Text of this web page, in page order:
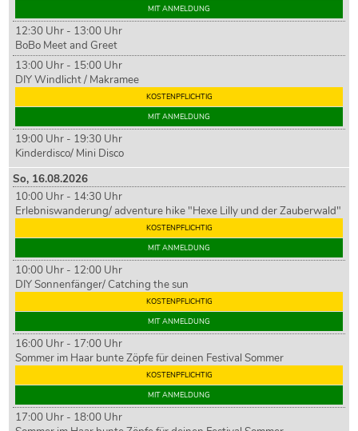
MIT ANMELDUNG
12:30 Uhr - 13:00 Uhr
BoBo Meet and Greet
13:00 Uhr - 15:00 Uhr
DIY Windlicht / Makramee
KOSTENPFLICHTIG
MIT ANMELDUNG
19:00 Uhr - 19:30 Uhr
Kinderdisco/ Mini Disco
So, 16.08.2026
10:00 Uhr - 14:30 Uhr
Erlebniswanderung/ adventure hike "Hexe Lilly und der Zauberwald"
KOSTENPFLICHTIG
MIT ANMELDUNG
10:00 Uhr - 12:00 Uhr
DIY Sonnenfänger/ Catching the sun
KOSTENPFLICHTIG
MIT ANMELDUNG
16:00 Uhr - 17:00 Uhr
Sommer im Haar bunte Zöpfe für deinen Festival Sommer
KOSTENPFLICHTIG
MIT ANMELDUNG
17:00 Uhr - 18:00 Uhr